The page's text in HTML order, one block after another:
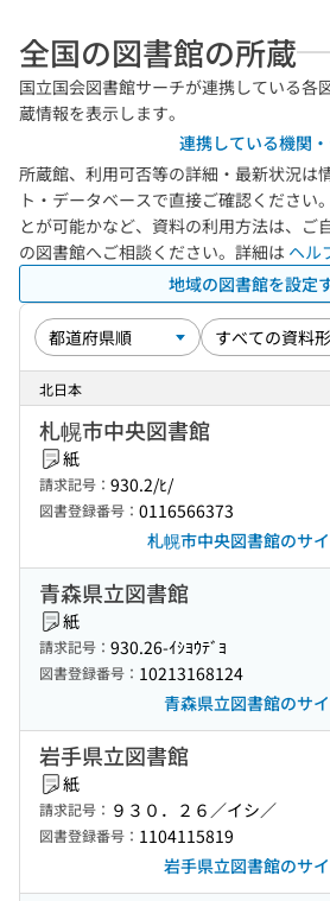
全国の図書館の所蔵
国立国会図書館サーチが連携している各
蔵情報を表示します。
連携している機関
所蔵館、利用可否等の詳細・最新状況は
ト・データベースで直接ご確認ください
とが可能かなど、資料の利用方法は、ご
の図書館へご相談ください。詳細は ヘル
地域の図書館を設定
北日本
札幌市中央図書館
紙
請求記号： 930.2/ﾋ/
図書登録番号： 0116566373
札幌市中央図書館のサ
青森県立図書館
紙
請求記号： 930.26-ｲｼﾖｳﾃﾞﾖ
図書登録番号： 10213168124
青森県立図書館のサ
岩手県立図書館
紙
請求記号： ９３０．２６／イシ／
図書登録番号： 1104115819
岩手県立図書館のサ